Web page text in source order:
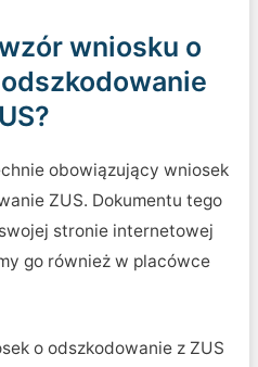
wniosku o
obowiązujący wniosek
ZUS. Dokumentu tego
stronie internetowej
go również w placówce
o odszkodowanie z ZUS